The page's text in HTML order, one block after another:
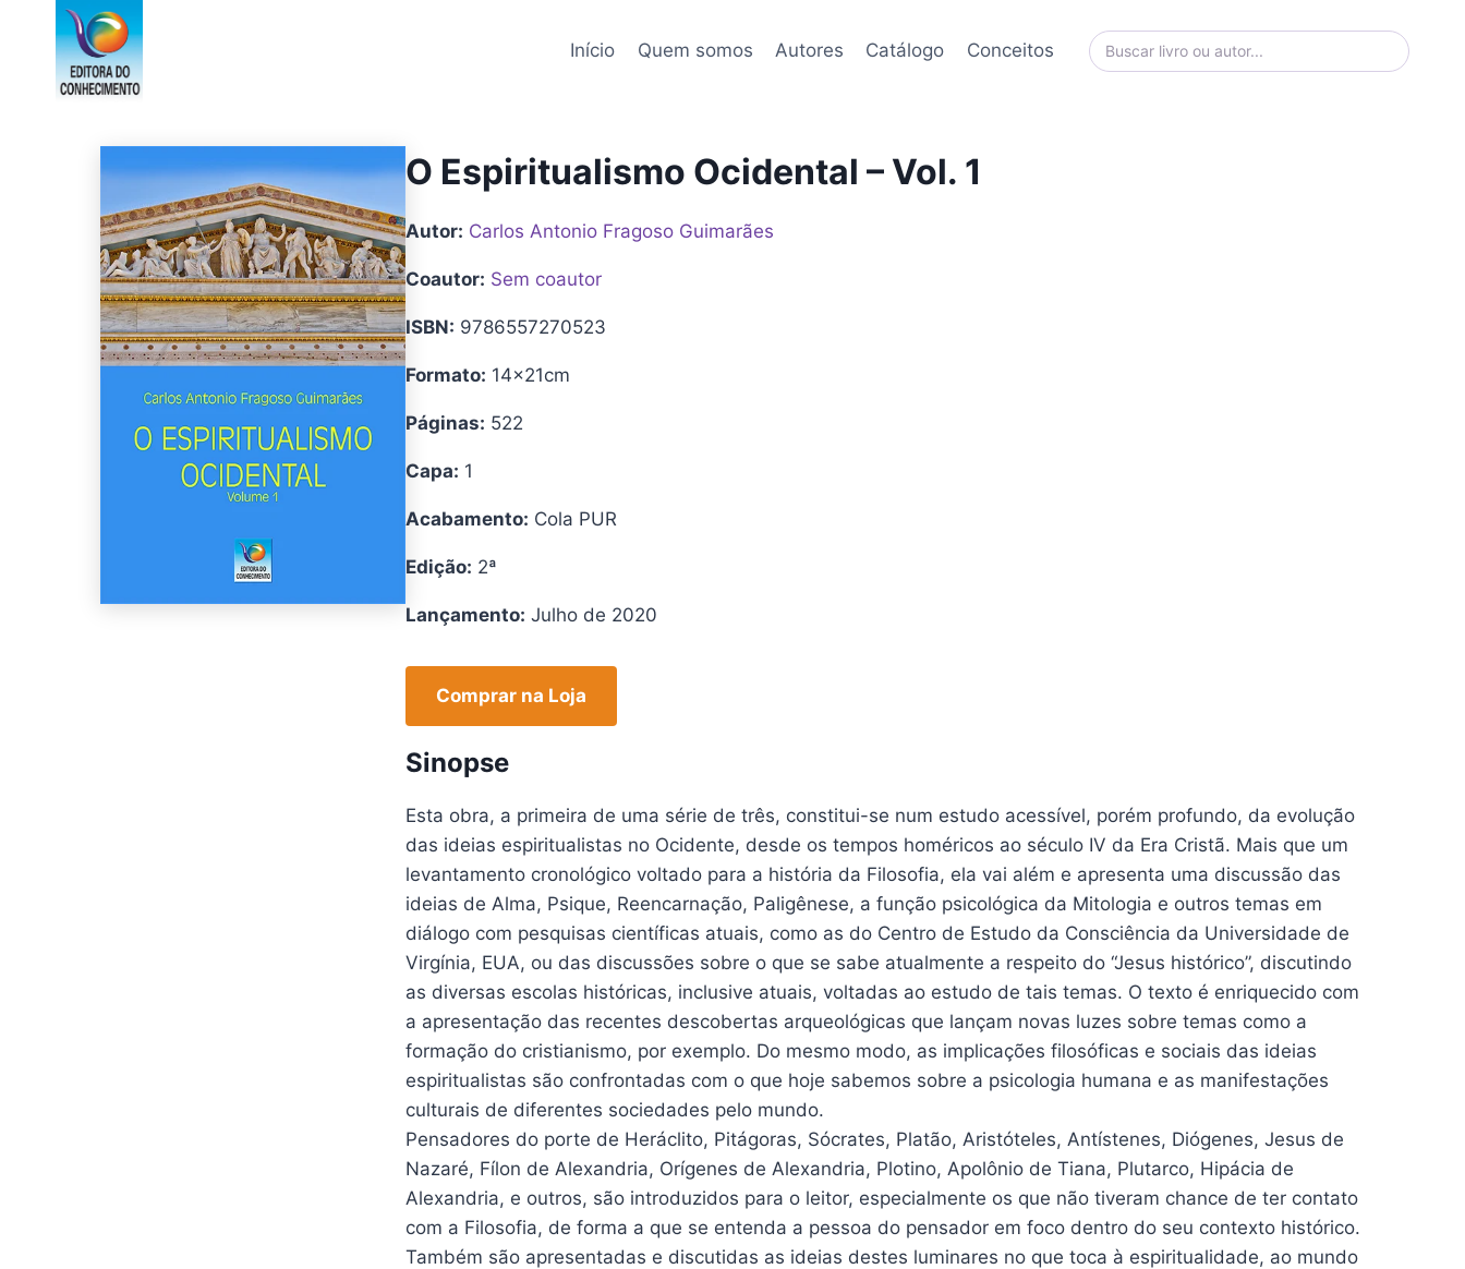
Conteúdo
Início Quem somos Autores Catálogo Conceitos
O Espiritualismo Ocidental – Vol. 1
Autor: Carlos Antonio Fragoso Guimarães
Coautor: Sem coautor
ISBN: 9786557270523
Formato: 14x21cm
Páginas: 522
Capa: 1
Acabamento: Cola PUR
Edição: 2ª
Lançamento: Julho de 2020
Comprar na Loja
Sinopse
Esta obra, a primeira de uma série de três, constitui-se num estudo acessível, porém profundo, da evolução
das ideias espiritualistas no Ocidente, desde os tempos homéricos ao século IV da Era Cristã. Mais que um
levantamento cronológico voltado para a história da Filosofia, ela vai além e apresenta uma discussão das
ideias de Alma, Psique, Reencarnação, Paligênese, a função psicológica da Mitologia e outros temas em
diálogo com pesquisas científicas atuais, como as do Centro de Estudo da Consciência da Universidade de
Virgínia, EUA, ou das discussões sobre o que se sabe atualmente a respeito do “Jesus histórico”, discutindo
as diversas escolas históricas, inclusive atuais, voltadas ao estudo de tais temas. O texto é enriquecido com
a apresentação das recentes descobertas arqueológicas que lançam novas luzes sobre temas como a
formação do cristianismo, por exemplo. Do mesmo modo, as implicações filosóficas e sociais das ideias
espiritualistas são confrontadas com o que hoje sabemos sobre a psicologia humana e as manifestações
culturais de diferentes sociedades pelo mundo.
Pensadores do porte de Heráclito, Pitágoras, Sócrates, Platão, Aristóteles, Antístenes, Diógenes, Jesus de
Nazaré, Fílon de Alexandria, Orígenes de Alexandria, Plotino, Apolônio de Tiana, Plutarco, Hipácia de
Alexandria, e outros, são introduzidos para o leitor, especialmente os que não tiveram chance de ter contato
com a Filosofia, de forma a que se entenda a pessoa do pensador em foco dentro do seu contexto histórico.
Também são apresentadas e discutidas as ideias destes luminares no que toca à espiritualidade, ao mundo